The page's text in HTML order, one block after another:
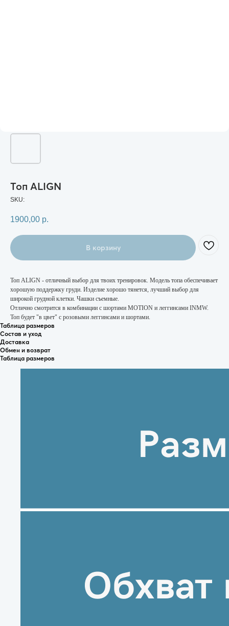
Топ ALIGN
SKU:
1900,00 р.
В корзину
Топ ALIGN - отличный выбор для твоих тренировок. Модель топа обеспечивает
хорошую поддержку груди. Изделие хорошо тянется, лучший выбор для
широкой грудной клетки. Чашки съемные.
Отлично смотрится в комбинации с шортами MOTION и леггинсами INMW.
Топ будет "в цвет" с розовыми леггинсами и шортами.
Таблица размеров
Состав и уход
Доставка
Обмен и возврат
Таблица размеров